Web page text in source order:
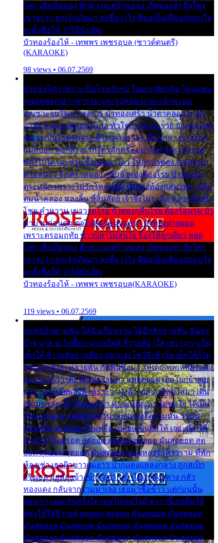
โศก เสียเถิดทอง พักความเศร้าหมอง เถิดทองจ๋า ถึงใคร
เขาจะว่า ลูกเจ้าเกิดมา จะชื่อว่าไง พี่ขอเป็นเพื่อนปลอบใจ
จะตั้งชื่อให้ ว่าไอ้บังเอิญ
บัวทองร้องไห้ - เทพพร เพชรอุบล (ซาวด์ดนตรี)
(KARAOKE)
98 views • 06.07.2569
บัวทองโศก เพราะเป็นโรครักรุม ในอกกลัดกลุ้ม โดนแฟน
หนุ่มหลอกเอา เขารวย และรูปหล่อ มาพะเน้าพะนอ
ออเซาะจนใจเบา สงสาร บัวทองเศร้า น้ำตาคลอเบ้า เฝ้า
อาลัย หนุ่มรูปหล่อหนีไกล หัวใจบัวทองระรวย บัวทองโศก
เพราะเป็นโรครักจาง ชีวิตเคว้งคว้าง เมื่อรักห่างร้างไกล
แม่ก็บอก พ่อก็สั่งจะรักใครสักครั้ง อย่าไปหวังความรวย
พลั้งไปใครจะช่วย ซื้อเปลมาไกว ให้ลูกบัวทอง เวรกรรม
ตามสนอง จึงเศร้าหมอง กลีบบัวทองต้องโรย บัวทองไม่
ตระหนัก เพราะไม่รักโคลนตม บัวทองท้องกลม เพราะลืม
ตมน้ำคลอง หลงลิ้น ที่สิ้นสัตย์ เจ้าจึงไม่ระมัด หลงกลิ่นลิ้น
โชย คำหวาน เขาวาดโรย บัวทองกลีบโรย ต้องร้อนรุม บัว
มาบานก่อนตูม ดุจไฟสุมร้อนรุมอุรา บัวทองผ่ายผอม
เพราะตรอมฤทัย ข้าวปลาไม่สนใจ ร้องไห้ลูกเดียว หยุด
โศก เสียเถิดทอง พักความเศร้าหมอง เถิดทองจ๋า ถึงใคร
เขาจะว่า ลูกเจ้าเกิดมา จะชื่อว่าไง พี่ขอเป็นเพื่อนปลอบใจ
จะตั้งชื่อให้ ว่าไอ้บังเอิญ
บัวทองร้องไห้ - เทพพร เพชรอุบล(KARAOKE)
119 views • 06.07.2569
พ่อส่งเงินสามพัน ให้ฉันเรียนราม ได้อีกสักสามพัน ฉันคง
บ๊าย บาย จะไปซื้อกางเกงยีนส์ ลีวายส์มาใส่ เพราะเราเป็น
เด็กใต้ ลีวายส์อย่างเดียว อยากจะโชว์ถึงหิวโซ เด็กใต้ก็ไม่
หวั่น ตกตัวละหลายพัน กัดฟันซื้อมา ให้เด็กเทพเหลียวมอง
และต้องรู้ว่า เด็กใต้ไม่ธรรมดา แต่สุดยอด เดินโยกย้ายเย
ยวน กวนโอ๊ยพอได้ เพราะว่านุ่งลีวายส์ ตัวใหม่ใส่มา เดิน
เข้ามหาลัย จิ๊กโก๊มองหน้า ท่าจะมีปัญหา ไม่พอใจ ได้เป็น
เรื่องแน่นอน แต่ฉันไม่หวั่น เลยแหลงใต้ถามมัน ว่ามัน
พรั่นพรือ มันตอบว่าไม่พรื่อ เปลี่ยนเป็นยิ้มให้ เจอะเด็กใต้
ด้วยกัน ก็เลยรอด สุดยอด สุดยอด สุดยอด มันสุดยอด สุด
ยอด สุดยอด สุดยอด มันสุดยอด แอบหลงรักสาวราม ที่พัก
ห้องเช่า เธอผิวขาวผมยาว ปากแดงแหลงกลาง ถูกสเป็ก
จริงเธอ อยู่ห้องข้างข้าง อยากเข้าไปแหลงกลาง กลัว
ทองแดง กลับจากรามมาเจอ เธอมาซื้อข้าว แต่ก่อนนั้น
สองเรา เจอะกันครั้งใด เธอไม่เคยไยดี คราวนี้เธอยิ้มให้
ต้องให้ใส่ลีวายส์ สุดยอด สุดยอด มันสุดยอด มันสุดยอด
มันสุดยอด มันสุดยอด มันสุดยอด มันสุดยอด มันสุดยอด
มันสุดยอด มันสุดยอด มันสุดยอด มันสุดยอด มันสุดยอด